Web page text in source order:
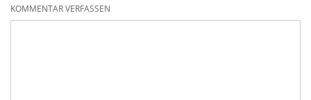
KOMMENTAR VERFASSEN